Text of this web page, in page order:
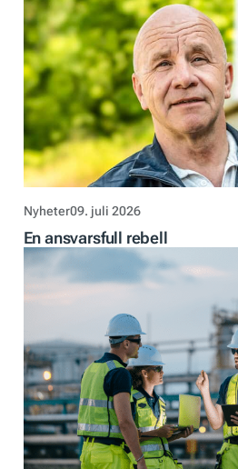
Nyheter09. juli 2026
En ansvarsfull rebell